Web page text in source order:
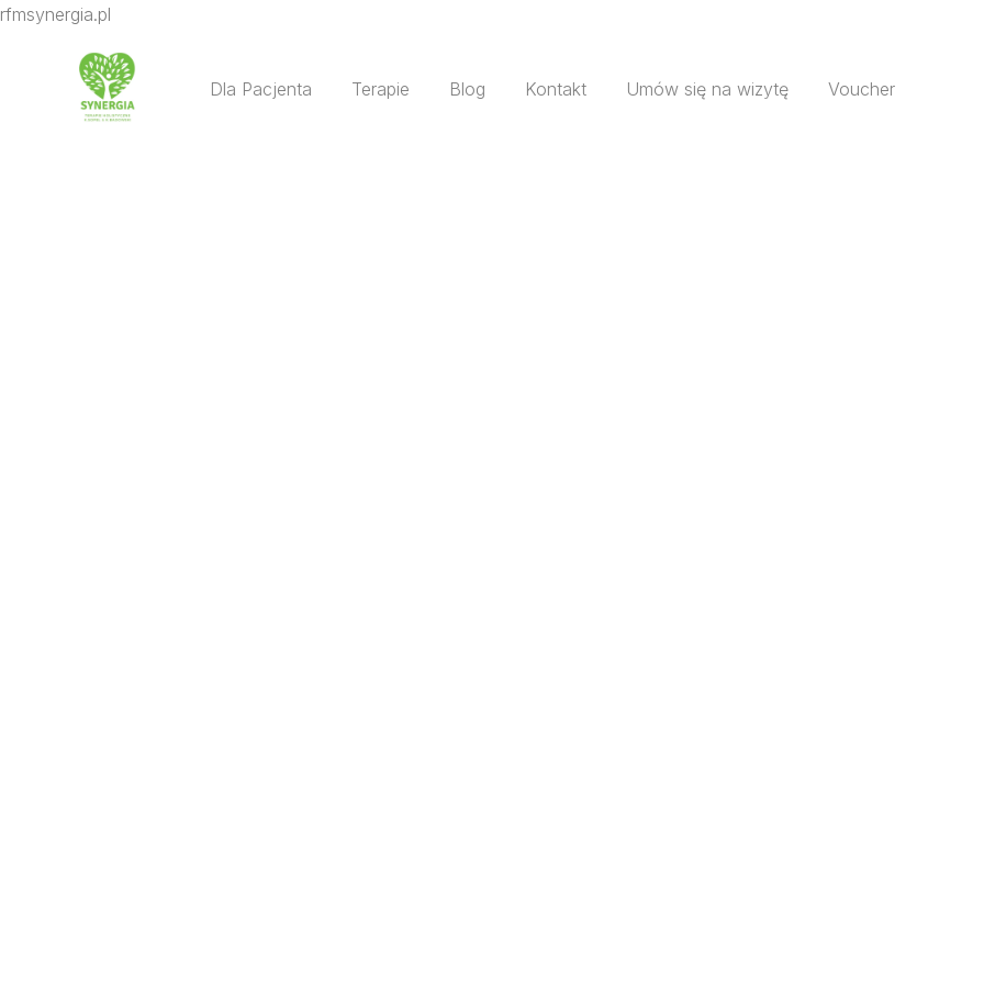
rfmsynergia.pl
Dla Pacjenta Terapie Blog Kontakt Umów się na wizytę Voucher